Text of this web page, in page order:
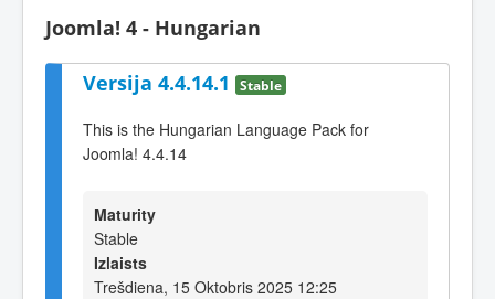
Joomla! 4 - Hungarian
Versija 4.4.14.1 Stable
This is the Hungarian Language Pack for
Joomla! 4.4.14
Maturity
Stable
Izlaists
Trešdiena, 15 Oktobris 2025 12:25